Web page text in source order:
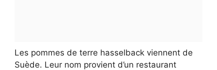
Les pommes de terre hasselback viennent de
Suède. Leur nom provient d’un restaurant